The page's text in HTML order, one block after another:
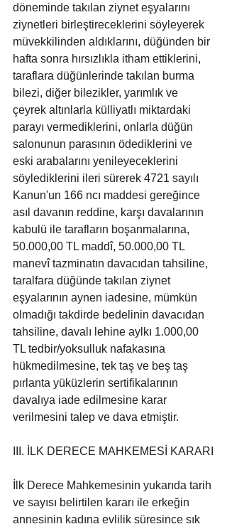
döneminde takılan ziynet eşyalarını
ziynetleri birleştireceklerini söyleyerek
müvekkilinden aldıklarını, düğünden bir
hafta sonra hırsızlıkla itham ettiklerini,
taraflara düğünlerinde takılan burma
bilezi, diğer bilezikler, yarımlık ve
çeyrek altınlarla külliyatlı miktardaki
parayı vermediklerini, onlarla düğün
salonunun parasının ödediklerini ve
eski arabalarını yenileyeceklerini
söylediklerini ileri sürerek 4721 sayılı
Kanun'un 166 ncı maddesi gereğince
asıl davanın reddine, karşı davalarının
kabulü ile tarafların boşanmalarına,
50.000,00 TL maddî, 50.000,00 TL
manevî tazminatın davacıdan tahsiline,
taralfara düğünde takılan ziynet
eşyalarının aynen iadesine, mümkün
olmadığı takdirde bedelinin davacıdan
tahsiline, davalı lehine aylkı 1.000,00
TL tedbir/yoksulluk nafakasına
hükmedilmesine, tek taş ve beş taş
pırlanta yüküzlerin sertifikalarının
davalıya iade edilmesine karar
verilmesini talep ve dava etmiştir.
III. İLK DERECE MAHKEMESİ KARARI
İlk Derece Mahkemesinin yukarıda tarih
ve sayısı belirtilen kararı ile erkeğin
annesinin kadına evlilik süresince sık